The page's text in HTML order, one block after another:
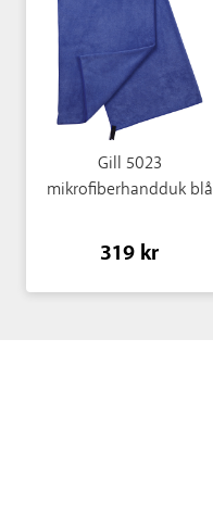
Gill 5023
mikrofiberhandduk blå
319 kr